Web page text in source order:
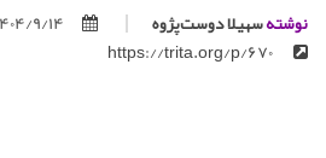
نوشتهسهیلا دوست‌پژوه
9/14